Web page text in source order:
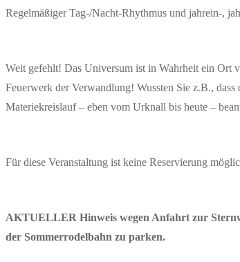
Regelmäßiger Tag-/Nacht-Rhythmus und jahrein-,
Weit gefehlt! Das Universum ist in Wahrheit ein Ort
Feuerwerk der Verwandlung! Wussten Sie z.B., dass
Materiekreislauf – eben vom Urknall bis heute –
Für diese Veranstaltung ist keine Reservierung
AKTUELLER Hinweis wegen Anfahrt zur
der Sommerrodelbahn zu parken.